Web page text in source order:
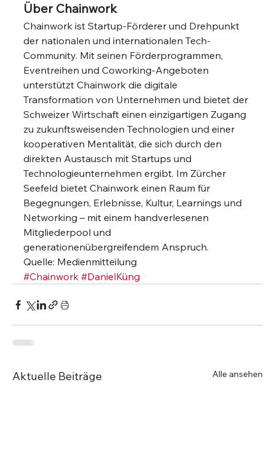
Über Chainwork
Chainwork ist Startup-Förderer und Drehpunkt
der nationalen und internationalen Tech-
Community. Mit seinen Förderprogrammen,
Eventreihen und Coworking-Angeboten
unterstützt Chainwork die digitale
Transformation von Unternehmen und bietet der
Schweizer Wirtschaft einen einzigartigen Zugang
zu zukunftsweisenden Technologien und einer
kooperativen Mentalität, die sich durch den
direkten Austausch mit Startups und
Technologieunternehmen ergibt. Im Zürcher
Seefeld bietet Chainwork einen Raum für
Begegnungen, Erlebnisse, Kultur, Learnings und
Networking – mit einem handverlesenen
Mitgliederpool und
generationenübergreifendem Anspruch.
Quelle: Medienmitteilung
#Chainwork #DanielKüng
Aktuelle Beiträge Alle ansehen